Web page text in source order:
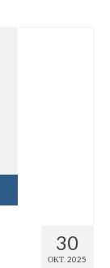
30
ОКТ. 2025